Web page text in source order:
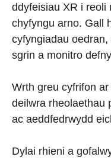
ddyfeisiau XR i reoli
chyfyngu arno. Gall
cyfyngiadau
sgrin a monitro
Wrth greu cyfrifon
deilwra rheolaethau
ac aeddfedrwydd
Dylai rhieni a